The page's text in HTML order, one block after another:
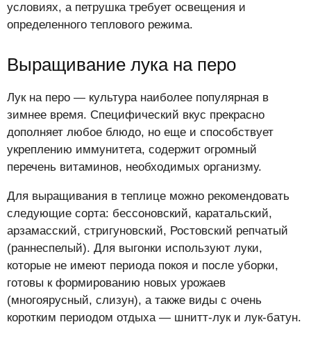
условиях, а петрушка требует освещения и
определенного теплового режима.
Выращивание лука на перо
Лук на перо — культура наиболее популярная в
зимнее время. Специфический вкус прекрасно
дополняет любое блюдо, но еще и способствует
укреплению иммунитета, содержит огромный
перечень витаминов, необходимых организму.
Для выращивания в теплице можно рекомендовать
следующие сорта: бессоновский, каратальский,
арзамасский, стригуновский, Ростовский репчатый
(раннеспелый). Для выгонки используют луки,
которые не имеют периода покоя и после уборки,
готовы к формированию новых урожаев
(многоярусный, слизун), а также виды с очень
коротким периодом отдыха — шнитт-лук и лук-батун.